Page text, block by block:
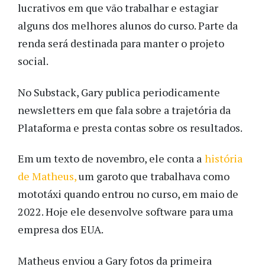
lucrativos em que vão trabalhar e estagiar
alguns dos melhores alunos do curso. Parte da
renda será destinada para manter o projeto
social.
No Substack, Gary publica periodicamente
newsletters em que fala sobre a trajetória da
Plataforma e presta contas sobre os resultados.
Em um texto de novembro, ele conta a história
de Matheus,um garoto que trabalhava como
mototáxi quando entrou no curso, em maio de
2022. Hoje ele desenvolve software para uma
empresa dos EUA.
Matheus enviou a Gary fotos da primeira